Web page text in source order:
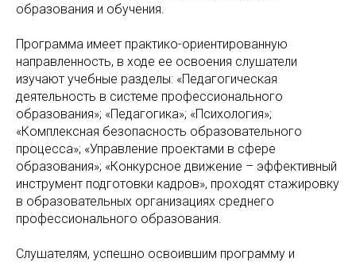
образования и обучения.
Программа имеет практико-ориентированную
направленность, в ходе ее освоения слушатели
изучают учебные разделы: «Педагогическая
деятельность в системе профессионального
образования»; «Педагогика»; «Психология»;
«Комплексная безопасность образовательного
процесса»; «Управление проектами в сфере
образования»; «Конкурсное движение – эффективный
инструмент подготовки кадров», проходят стажировку
в образовательных организациях среднего
профессионального образования.
Слушателям, успешно освоившим программу и